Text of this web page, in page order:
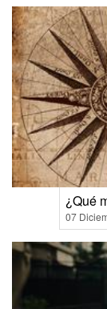
¿Qué
07